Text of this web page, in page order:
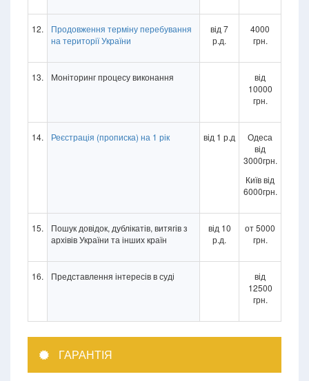
12.
Продовження терміну перебування
на території України
від 7
р.д.
4000
грн.
13. Моніторинг процесу виконання
від
10000
грн.
14. Реєстрація (прописка) на 1 рік від 1 р.д
Одеса
від
3000грн.
Київ від
6000грн.
15.
Пошук довідок, дублікатів, витягів з
архівів України та інших країн
від 10
р.д.
от 5000
грн.
16. Представлення інтересів в суді
від
12500
грн.
ГАРАНТІЯ